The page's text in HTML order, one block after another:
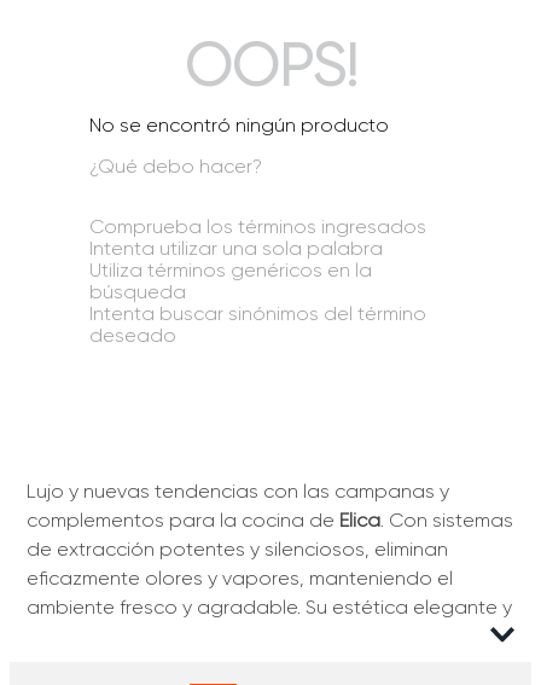
OOPS!
No se encontró ningún producto
¿Qué debo hacer?
Comprueba los términos ingresados
Intenta utilizar una sola palabra
Utiliza términos genéricos en la
búsqueda
Intenta buscar sinónimos del término
deseado
Lujo y nuevas tendencias con las campanas y
complementos para la cocina de Elica. Con sistemas
de extracción potentes y silenciosos, eliminan
eficazmente olores y vapores, manteniendo el
ambiente fresco y agradable. Su estética elegante y